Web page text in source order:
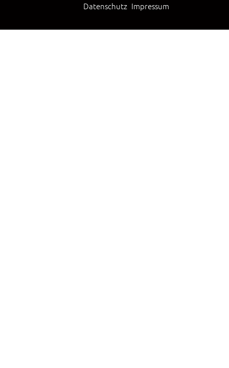
Datenschutz Impressum